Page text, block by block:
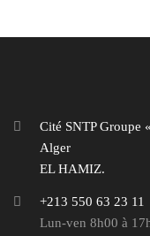
Cité SNTP Groupe
Alger
EL HAMIZ.
+213 550 63 23 11
Lun-ven 8h00 à